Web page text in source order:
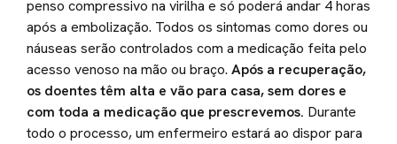
penso compressivo na virilha e só poderá andar 4 horas
após a embolização. Todos os sintomas como dores ou
náuseas serão controlados com a medicação feita pelo
acesso venoso na mão ou braço. Após a recuperação,
os doentes têm alta e vão para casa, sem dores e
com toda a medicação que prescrevemos. Durante
todo o processo, um enfermeiro estará ao dispor para